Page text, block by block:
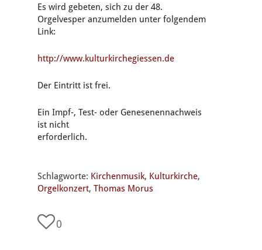
Es wird gebeten, sich zu der 48.
Orgelvesper anzumelden unter folgendem
Link:
http://www.kulturkirchegiessen.de
Der Eintritt ist frei.
Ein Impf-, Test- oder Genesenennachweis
ist nicht
erforderlich.
Schlagworte: Kirchenmusik, Kulturkirche,
Orgelkonzert, Thomas Morus
0